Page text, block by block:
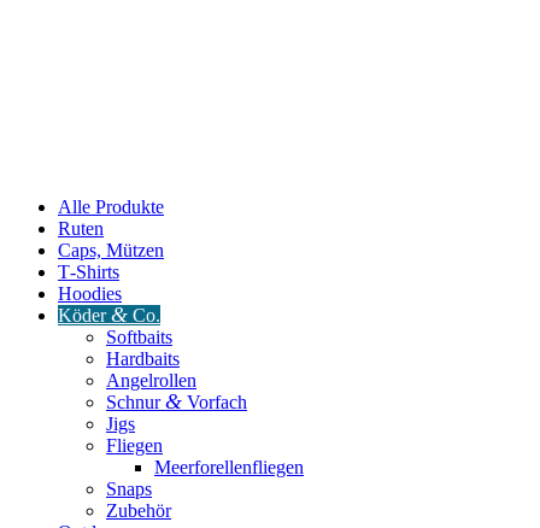
Alle Produkte
Ruten
Caps, Mützen
T‑Shirts
Hoodies
Köder& Co.
Softbaits
Hardbaits
Angelrollen
Schnur& Vorfach
Jigs
Fliegen
Meerforellenfliegen
Snaps
Zubehör